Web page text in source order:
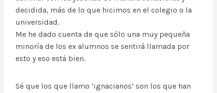
decidida, más de lo que hicimos en el colegio o la
universidad.
Me he dado cuenta de que sólo una muy pequeña
minoría de los ex alumnos se sentirá llamada por
esto y eso está bien.
Sé que los que llamo ‘ignacianos’ son los que han